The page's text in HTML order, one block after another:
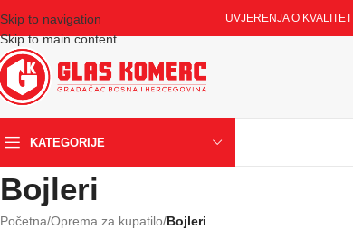
Skip to navigation
Skip to main content
UVJERENJA O KVALITETI
KATEGORIJE
Bojleri
Početna/Oprema za kupatilo/Bojleri